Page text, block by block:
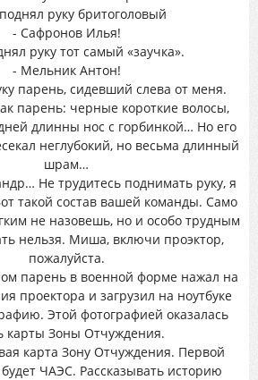
руку бритоголовый
- Сафронов Илья!
руку тот самый «заучка».
- Мельник Антон!
парень, сидевший слева от меня.
парень: черные короткие волосы,
длинны нос с горбинкой… Но его
неглубокий, но весьма длинный
шрам…
Не трудитесь поднимать руку, я
такой состав вашей команды. Само
не назовешь, но и особо трудным
нельзя. Миша, включи проэктор,
пожалуйста.
парень в военной форме нажал на
проектора и загрузил на ноутбуке
Этой фотографией оказалась
карты Зоны Отчуждения.
карта Зону Отчуждения. Первой
ЧАЭС. Рассказывать историю